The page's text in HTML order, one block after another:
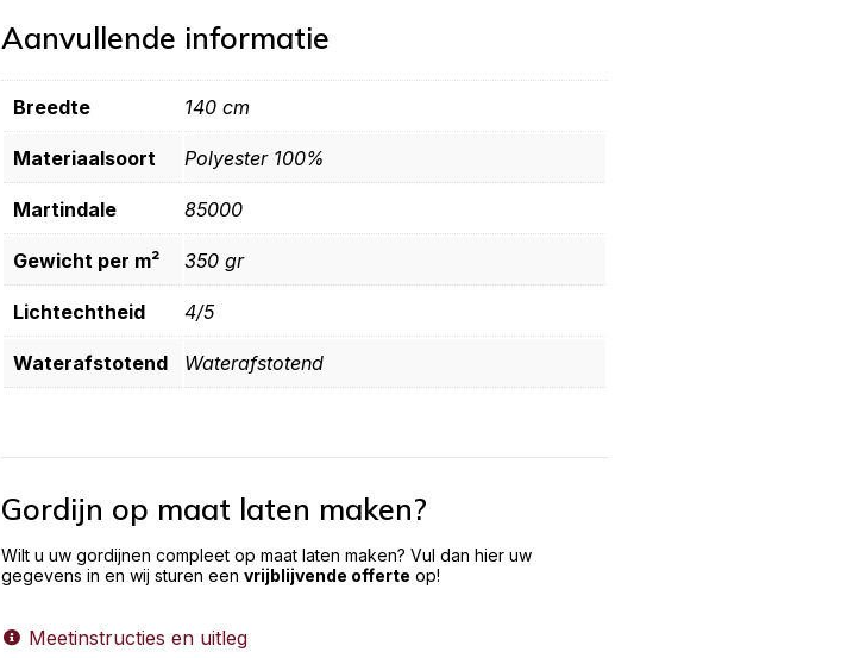
Aanvullende informatie
Breedte 140 cm
Materiaalsoort Polyester 100%
Martindale 85000
Gewicht per m² 350 gr
Lichtechtheid 4/5
Waterafstotend Waterafstotend
Gordijn op maat laten maken?
Wilt u uw gordijnen compleet op maat laten maken? Vul dan hier uw
gegevens in en wij sturen een vrijblijvende offerte op!
Meetinstructies en uitleg